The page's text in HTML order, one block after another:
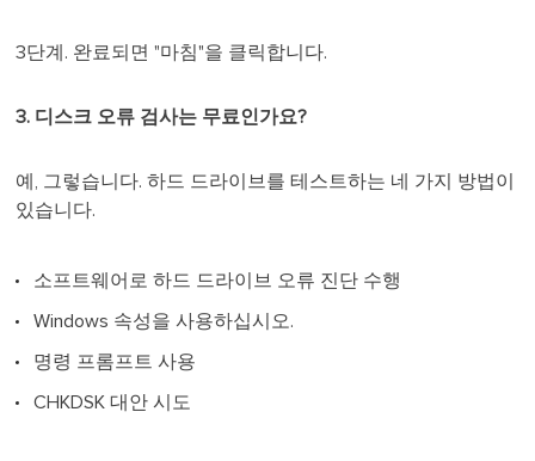
3단계. 완료되면 "마침"을 클릭합니다.
3. 디스크 오류 검사는 무료인가요?
예, 그렇습니다. 하드 드라이브를 테스트하는 네 가지 방법이
있습니다.
소프트웨어로 하드 드라이브 오류 진단 수행
Windows 속성을 사용하십시오.
명령 프롬프트 사용
CHKDSK 대안 시도